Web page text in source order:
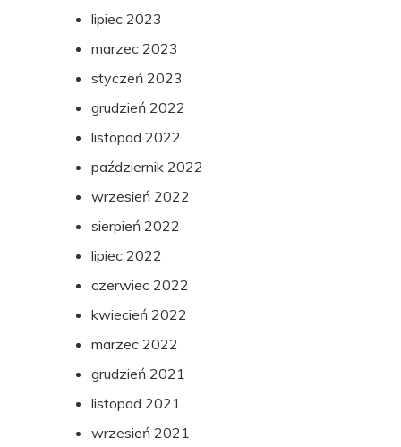
lipiec 2023
marzec 2023
styczeń 2023
grudzień 2022
listopad 2022
październik 2022
wrzesień 2022
sierpień 2022
lipiec 2022
czerwiec 2022
kwiecień 2022
marzec 2022
grudzień 2021
listopad 2021
wrzesień 2021